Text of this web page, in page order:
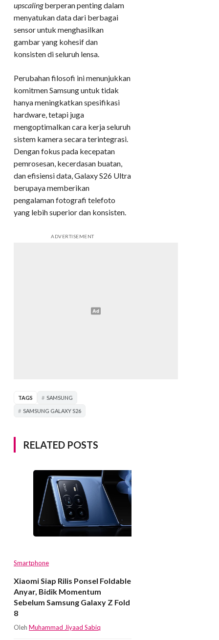
upscalingberperan penting dalam
menyatukan data dari berbagai
sensor untuk menghasilkan
gambar yang kohesif dan
konsisten di seluruh lensa.
Perubahan filosofi ini menunjukkan
komitmen Samsung untuk tidak
hanya meningkatkan spesifikasi
hardware, tetapi juga
mengoptimalkan cara kerja seluruh
sistem kamera secara terintegrasi.
Dengan fokus pada kecepatan
pemrosesan, kecerdasan buatan,
dan efisiensi data, Galaxy S26 Ultra
berupaya memberikan
pengalaman fotografi telefoto
yang lebih superior dan konsisten.
ADVERTISEMENT
TAGS SAMSUNG
SAMSUNG GALAXY S26
RELATED POSTS
Smartphone
Xiaomi Siap Rilis Ponsel Foldable
Anyar, Bidik Momentum
Sebelum Samsung Galaxy Z Fold
8
Oleh Muhammad Jiyaad Sabiq